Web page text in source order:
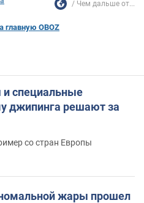
Чем дальше от...
главную OBOZ
специальные
джипинга решают за
со стран Европы
жары прошел